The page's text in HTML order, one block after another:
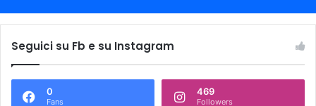
Seguici su Fb e su Instagram
0
Fans
469
Followers